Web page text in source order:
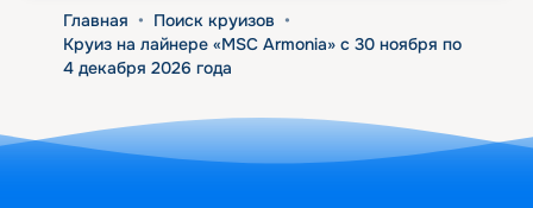
Главная • Поиск круизов •
Круиз на лайнере «MSC Armonia» с 30 ноября по
4 декабря 2026 года